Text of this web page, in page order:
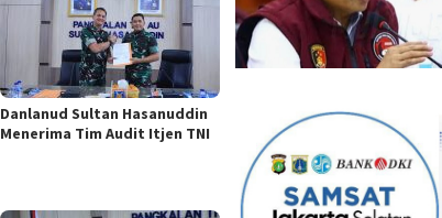
Danlanud Sultan Hasanuddin
Menerima Tim Audit Itjen TNI